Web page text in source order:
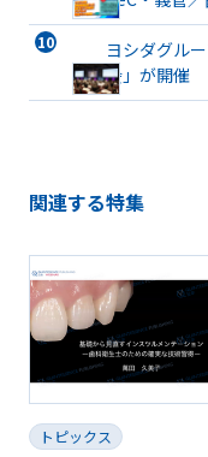
ト有床義歯
ヨシダグル
会」が開催
関連する特集
トピックス